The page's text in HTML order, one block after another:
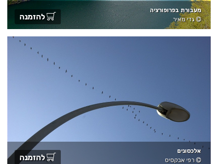
מעבורת בפרופורציה
גדי מאיר
להזמנה
אלכסונים
רפי אבקסיס
להזמנה